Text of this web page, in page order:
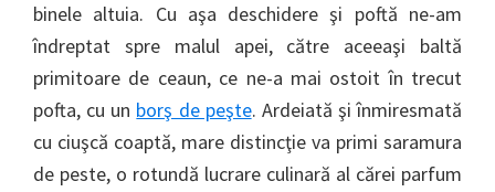
binele altuia. Cu aşa deschidere şi poftă ne-am
îndreptat spre malul apei, către aceeaşi baltă
primitoare de ceaun, ce ne-a mai ostoit în trecut
pofta, cu un borş de peşte. Ardeiată şi înmiresmată
cu ciuşcă coaptă, mare distincţie va primi saramura
de peste, o rotundă lucrare culinară al cărei parfum